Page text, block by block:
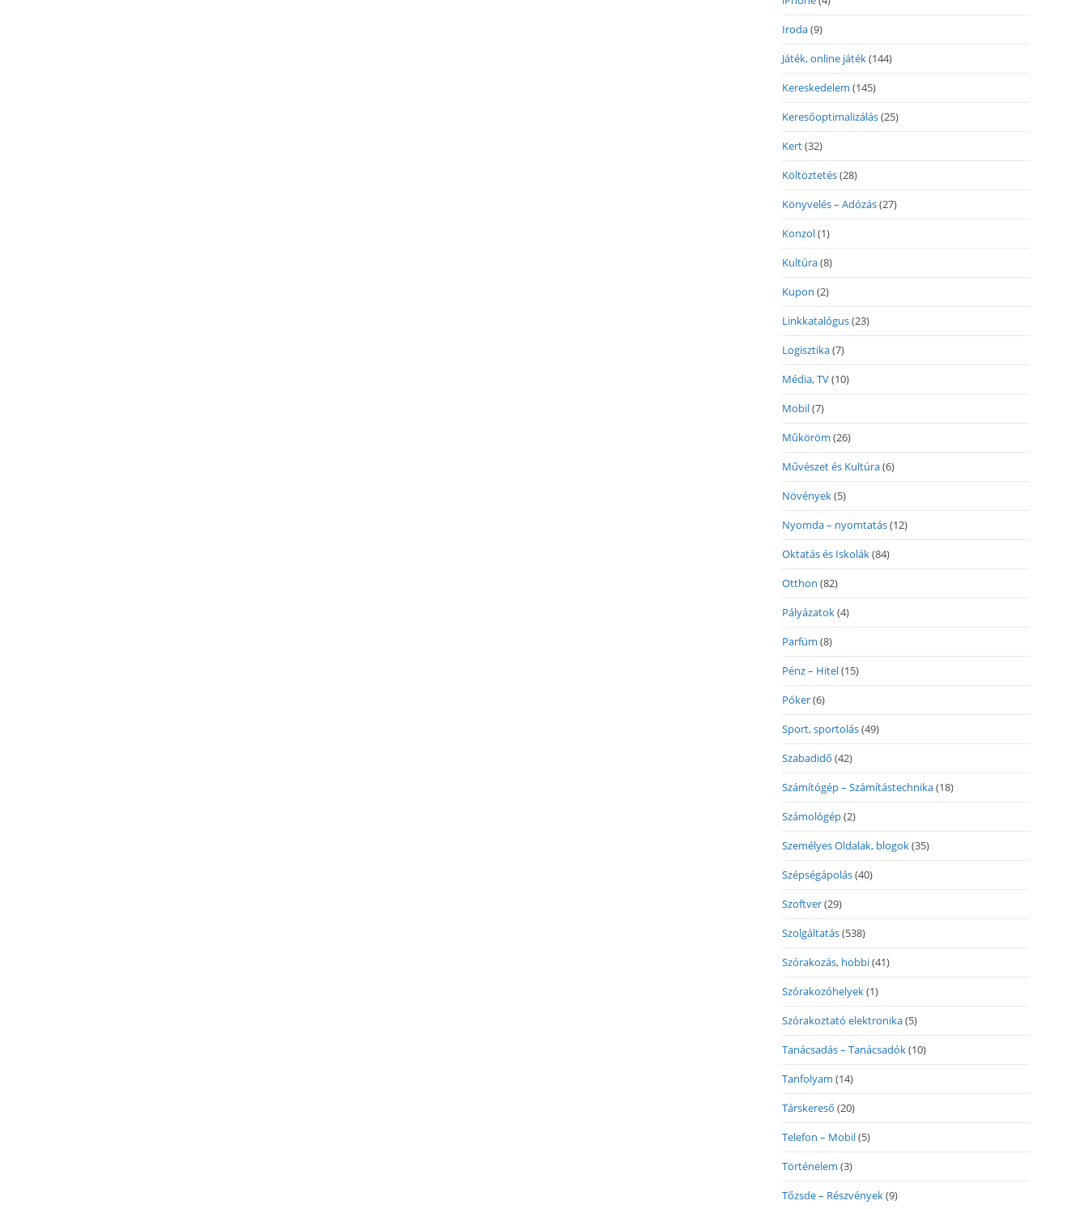
Iroda(9)
Játék, online játék(144)
Kereskedelem (145)
Keresőoptimalizálás(25)
Kert(32)
Költöztetés(28)
Könyvelés – Adózás(27)
Konzol(1)
Kultúra(8)
Kupon (2)
Linkkatalógus(23)
Logisztika(7)
Média, TV(10)
Mobil(7)
Műköröm (26)
Művészet és Kultúra(6)
Növények(5)
Nyomda – nyomtatás(12)
Oktatás és Iskolák(84)
Otthon (82)
Pályázatok(4)
Parfüm (8)
Pénz – Hitel(15)
Póker(6)
Sport, sportolás(49)
Szabadidő (42)
Számítógép – Számítástechnika(18)
Számológép(2)
Személyes Oldalak, blogok(35)
Szépségápolás(40)
Szoftver(29)
Szolgáltatás(538)
Szórakozás, hobbi(41)
Szórakozóhelyek(1)
Szórakoztató elektronika(5)
Tanácsadás – Tanácsadók(10)
Tanfolyam (14)
Társkereső (20)
Telefon – Mobil(5)
Történelem (3)
Tőzsde – Részvények(9)